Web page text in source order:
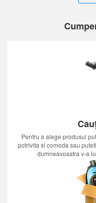
Pentru a alege produsul
potrivita si comoda sau
dumneavoastra v-a